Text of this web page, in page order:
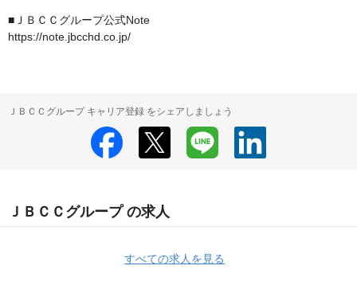
■ＪＢＣＣグループ公式Note
ＪＢＣＣグループ キャリア登録 をシェアしましょう
ＪＢＣＣグループ の求人
すべての求人を見る